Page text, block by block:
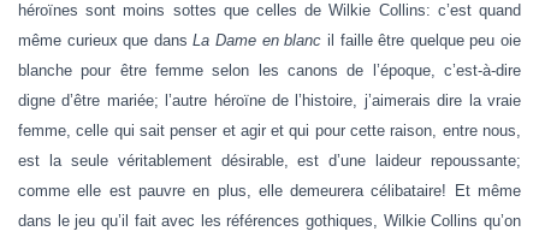
héroïnes sont moins sottes que celles de Wilkie Collins: c’est quand
même curieux que dansLa Dame en blanc il faille être quelque peu oie
blanche pour être femme selon les canons de l’époque, c’est-à-dire
digne d’être mariée; l’autre héroïne de l’histoire, j’aimerais dire la vraie
femme, celle qui sait penser et agir et qui pour cette raison, entre nous,
est la seule véritablement désirable, est d’une laideur repoussante;
comme elle est pauvre en plus, elle demeurera célibataire! Et même
dans le jeu qu’il fait avec les références gothiques, Wilkie Collins qu’on